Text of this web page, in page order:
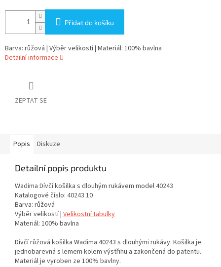
Přidat do košíku
Barva: růžová | Výběr velikostí | Materiál: 100% bavlna
Detailní informace
ZEPTAT SE
Popis Diskuze
Detailní popis produktu
Wadima Dívčí košilka s dlouhým rukávem model 40243
Katalogové číslo: 40243 10
Barva: růžová
Výběr velikostí | Velikostní tabulky
Materiál: 100% bavlna
Dívčí růžová košilka Wadima 40243 s dlouhými rukávy. Košilka je
jednobarevná s lemem kolem výstřihu a zakončená do patentu.
Materiál je vyroben ze 100% bavlny.